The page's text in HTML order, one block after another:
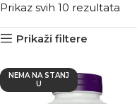
Prikaz svih 10 rezultata
Prikaži filtere
NEMA NA STANJ
U